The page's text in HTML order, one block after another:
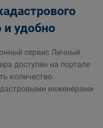
и удобно
сервис Личный
доступен на портале
количество
инженерами